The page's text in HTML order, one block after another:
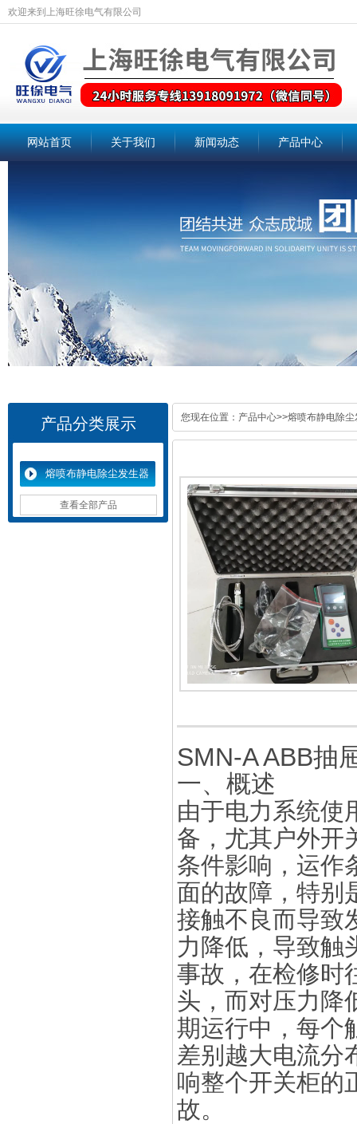
欢迎来到上海旺徐电气有限公司
网站首页 关于我们 新闻动态 产品中心
产品分类展示
熔喷布静电除尘发生器
查看全部产品
您现在位置： 产品中心>>熔喷布静电除尘
SMN-A ABB抽
一、概述
由于电力系统使
备，尤其户外开
条件影响，运作
面的故障，特别
接触不良而导致
力降低，导致触
事故，在检修时
头，而对压力降
期运行中，每个
差别越大电流分
响整个开关柜的
故。